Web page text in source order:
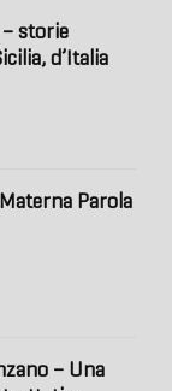
storie
d’Italia
Parola
– Una